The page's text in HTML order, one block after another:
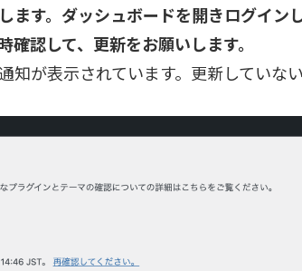
ます。ダッシュボードを開きログイン
認して、更新をお願いします。
知が表示されています。更新していな